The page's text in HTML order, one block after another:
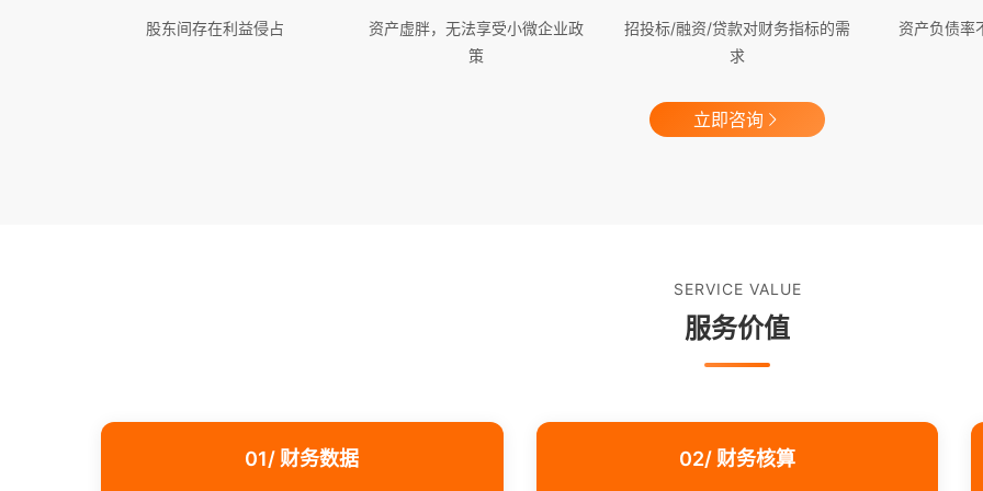
股东间存在利益侵占
资产虚胖，无法享受小微企业政
策
招投标/融资/贷款对财务指标的需
求
资产负债率
立即咨询
SERVICE VALUE
服务价值
01/ 财务数据 02/ 财务核算